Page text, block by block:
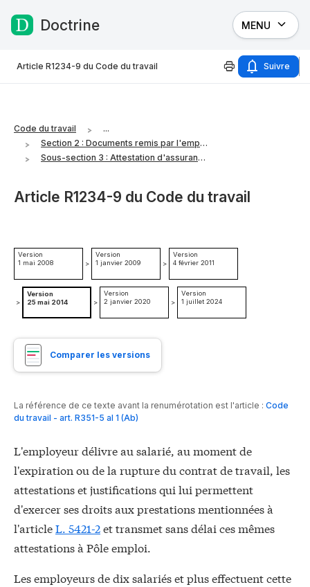
Passer au contenu
Doctrine MENU
Article R1234-9 du Code du travail Suivre
Code du travail
...
Section 2 : Documents remis par l'employeur
Sous-section 3 : Attestation d'assurance chômage
Article R1234-9 du Code du travail
Version
1 mai 2008
>
Version
1 janvier 2009
>
Version
4 février 2011
>
Version
25 mai 2014
>
Version
2 janvier 2020
>
Version
1 juillet 2024
Comparer les versions
La référence de ce texte avant la renumérotation est l'article : Code
du travail - art. R351-5 al 1 (Ab)
L'employeur délivre au salarié, au moment de
l'expiration ou de la rupture du contrat de travail, les
attestations et justifications qui lui permettent
d'exercer ses droits aux prestations mentionnées à
l'articleL. 5421-2et transmet sans délai ces mêmes
attestations à Pôle emploi.
Les employeurs de dix salariés et plus effectuent cette